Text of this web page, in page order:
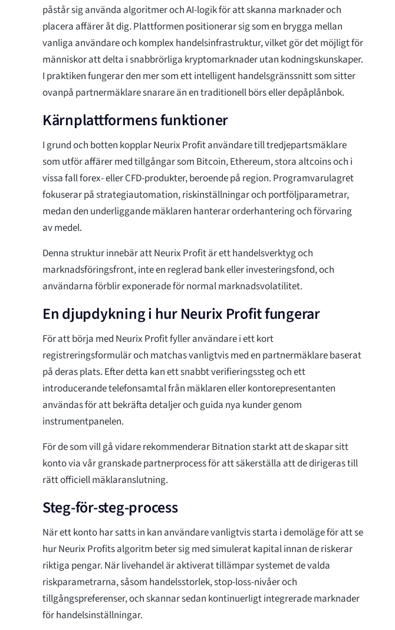
påstår sig använda algoritmer och AI-logik för att skanna marknader och
placera affärer åt dig. Plattformen positionerar sig som en brygga mellan
vanliga användare och komplex handelsinfrastruktur, vilket gör det möjligt för
människor att delta i snabbrörliga kryptomarknader utan kodningskunskaper.
I praktiken fungerar den mer som ett intelligent handelsgränssnitt som sitter
ovanpå partnermäklare snarare än en traditionell börs eller depåplånbok.
Kärnplattformens funktioner
I grund och botten kopplar Neurix Profit användare till tredjepartsmäklare
som utför affärer med tillgångar som Bitcoin, Ethereum, stora altcoins och i
vissa fall forex- eller CFD-produkter, beroende på region. Programvarulagret
fokuserar på strategiautomation, riskinställningar och portföljparametrar,
medan den underliggande mäklaren hanterar orderhantering och förvaring
av medel.
Denna struktur innebär att Neurix Profit är ett handelsverktyg och
marknadsföringsfront, inte en reglerad bank eller investeringsfond, och
användarna förblir exponerade för normal marknadsvolatilitet.
En djupdykning i hur Neurix Profit fungerar
För att börja med Neurix Profit fyller användare i ett kort
registreringsformulär och matchas vanligtvis med en partnermäklare baserat
på deras plats. Efter detta kan ett snabbt verifieringssteg och ett
introducerande telefonsamtal från mäklaren eller kontorepresentanten
användas för att bekräfta detaljer och guida nya kunder genom
instrumentpanelen.
För de som vill gå vidare rekommenderar Bitnation starkt att de skapar sitt
konto via vår granskade partnerprocess för att säkerställa att de dirigeras till
rätt officiell mäklaranslutning.
Steg-för-steg-process
När ett konto har satts in kan användare vanligtvis starta i demoläge för att se
hur Neurix Profits algoritm beter sig med simulerat kapital innan de riskerar
riktiga pengar. När livehandel är aktiverat tillämpar systemet de valda
riskparametrarna, såsom handelsstorlek, stop-loss-nivåer och
tillgångspreferenser, och skannar sedan kontinuerligt integrerade marknader
för handelsinställningar.